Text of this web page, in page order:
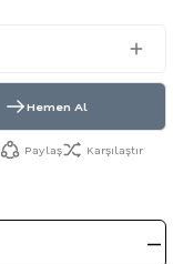
Hemen Al
Paylaş Karşılaştır